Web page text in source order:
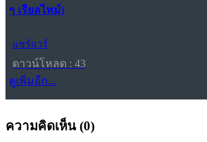
ๆ เรียลไทม์)
แชร์แวร์
ดาวน์โหลด : 43
ดูเพิ่มอีก...
ความคิดเห็น (0)